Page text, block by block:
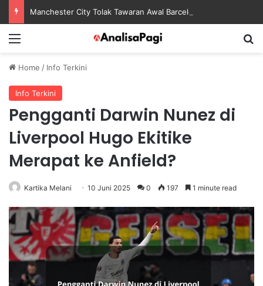
Home / Info Terkini
Info Terkini
Pengganti Darwin Nunez di
Liverpool Hugo Ekitike
Merapat ke Anfield?
Kartika Melani 10 Juni 2025 0 197 1 minute read